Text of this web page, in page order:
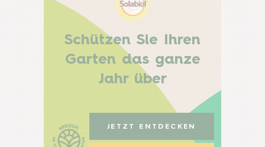
Schützen Sie Ihren
Garten das ganze
Jahr über
JETZT ENTDECKEN